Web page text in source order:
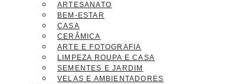
ARTESANATO
BEM-ESTAR
CASA
CERÂMICA
ARTE E FOTOGRAFIA
LIMPEZA ROUPA E CASA
SEMENTES E JARDIM
VELAS E AMBIENTADORES